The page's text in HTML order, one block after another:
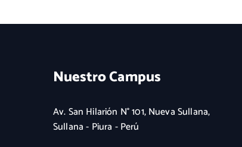
Nuestro Campus
Av. San Hilarión N° 101, Nueva Sullana,
Sullana - Piura - Perú